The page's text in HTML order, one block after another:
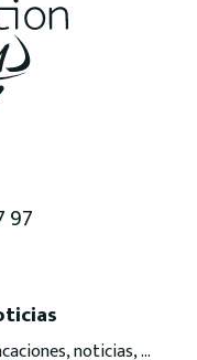
97
noticias, ...